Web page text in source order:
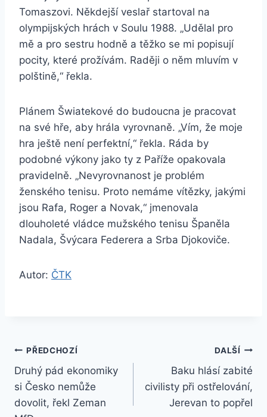
Tomaszovi. Někdejší veslař startoval na
olympijských hrách v Soulu 1988. „Udělal pro
mě a pro sestru hodně a těžko se mi popisují
pocity, které prožívám. Raději o něm mluvím v
polštině,“ řekla.
Plánem Šwiatekové do budoucna je pracovat
na své hře, aby hrála vyrovnaně. „Vím, že moje
hra ještě není perfektní,“ řekla. Ráda by
podobné výkony jako ty z Paříže opakovala
pravidelně. „Nevyrovnanost je problém
ženského tenisu. Proto nemáme vítězky, jakými
jsou Rafa, Roger a Novak,“ jmenovala
dlouholeté vládce mužského tenisu Španěla
Nadala, Švýcara Federera a Srba Djokoviče.
Autor: ČTK
Navigace
pro
příspěvek
PŘEDCHOZÍ
Druhý pád ekonomiky
si Česko nemůže
dovolit, řekl Zeman
DALŠÍ
Baku hlásí zabité
civilisty při ostřelování,
Jerevan to popřel